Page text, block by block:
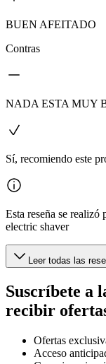
BUEN AFEITADO
Contras
NADA ESTA MUY
Sí, recomiendo este
Esta reseña se
electric shaver
Leer todas las
Suscríbete a
recibir
Ofertas
Acceso